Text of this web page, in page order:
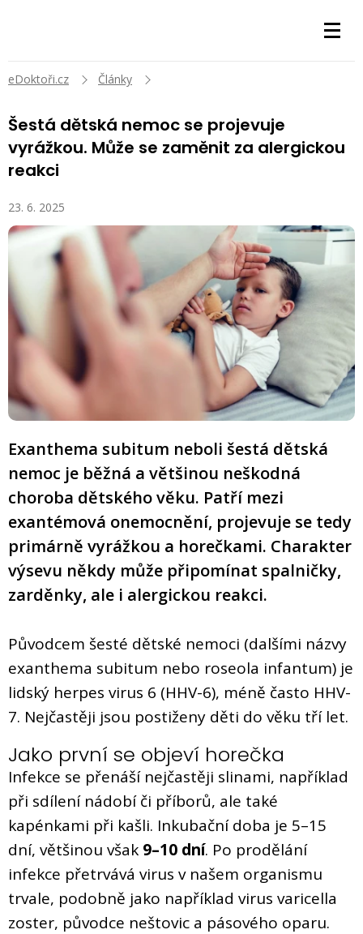
eDoktoři.cz Články
Šestá dětská nemoc se projevuje
vyrážkou. Může se zaměnit za alergickou
reakci
23. 6. 2025
Exanthema subitum neboli šestá dětská
nemoc je běžná a většinou neškodná
choroba dětského věku. Patří mezi
exantémová onemocnění, projevuje se tedy
primárně vyrážkou a horečkami. Charakter
výsevu někdy může připomínat spalničky,
zarděnky, ale i alergickou reakci.
Původcem šesté dětské nemoci (dalšími názvy
exanthema subitum nebo roseola infantum) je
lidský herpes virus 6 (HHV-6), méně často HHV-
7. Nejčastěji jsou postiženy děti do věku tří let.
Jako první se objeví horečka
Infekce se přenáší nejčastěji slinami, například
při sdílení nádobí či příborů, ale také
kapénkami při kašli. Inkubační doba je 5–15
dní, většinou však 9–10 dní. Po prodělání
infekce přetrvává virus v našem organismu
trvale, podobně jako například virus varicella
zoster, původce neštovic a pásového oparu.